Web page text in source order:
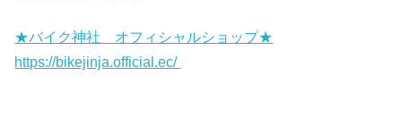
★バイク神社 オフィシャルショップ★
https://bikejinja.official.ec/